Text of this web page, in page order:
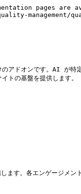
pages are
management/
アドオンです。AI が特
トの基盤を提供します。
ます。各エンゲージメン